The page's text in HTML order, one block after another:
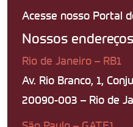
Acesse nosso Portal
Nossos endereços
Rio de Janeiro – RB1
Av. Rio Branco, 1,
20090-003 – Rio de